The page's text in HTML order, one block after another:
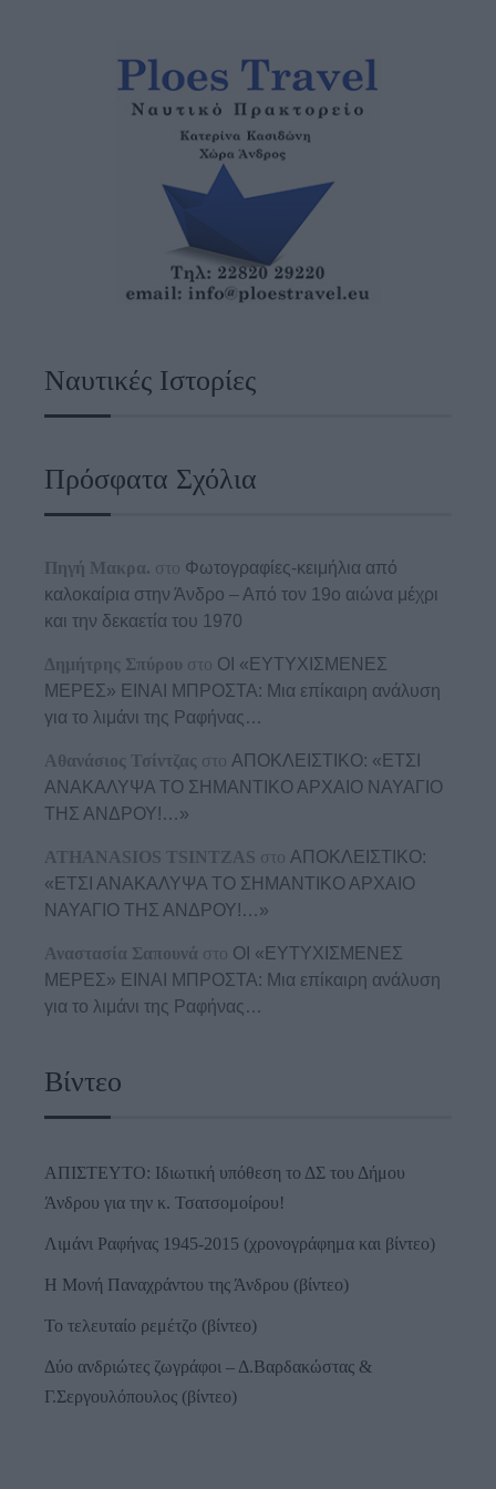
Ναυτικές Ιστορίες
Πρόσφατα Σχόλια
Πηγή Μακρα. στο Φωτογραφίες-κειμήλια από
καλοκαίρια στην Άνδρο – Από τον 19ο αιώνα μέχρι
και την δεκαετία του 1970
Δημήτρης Σπύρου στο ΟΙ «ΕΥΤΥΧΙΣΜΕΝΕΣ
ΜΕΡΕΣ» ΕΙΝΑΙ ΜΠΡΟΣΤΑ: Μια επίκαιρη ανάλυση
για το λιμάνι της Ραφήνας…
Αθανάσιος Τσίντζας στο ΑΠΟΚΛΕΙΣΤΙΚΟ: «ΕΤΣΙ
ΑΝΑΚΑΛΥΨΑ ΤΟ ΣΗΜΑΝΤΙΚΟ ΑΡΧΑΙΟ ΝΑΥΑΓΙΟ
ΤΗΣ ΑΝΔΡΟΥ!…»
ATHANASIOS TSINTZAS στο ΑΠΟΚΛΕΙΣΤΙΚΟ:
«ΕΤΣΙ ΑΝΑΚΑΛΥΨΑ ΤΟ ΣΗΜΑΝΤΙΚΟ ΑΡΧΑΙΟ
ΝΑΥΑΓΙΟ ΤΗΣ ΑΝΔΡΟΥ!…»
Αναστασία Σαπουνά στο ΟΙ «ΕΥΤΥΧΙΣΜΕΝΕΣ
ΜΕΡΕΣ» ΕΙΝΑΙ ΜΠΡΟΣΤΑ: Μια επίκαιρη ανάλυση
για το λιμάνι της Ραφήνας…
Βίντεο
ΑΠΙΣΤΕΥΤΟ: Ιδιωτική υπόθεση το ΔΣ του Δήμου
Άνδρου για την κ. Τσατσομοίρου!
Λιμάνι Ραφήνας 1945-2015 (χρονογράφημα και βίντεο)
Η Μονή Παναχράντου της Άνδρου (βίντεο)
Το τελευταίο ρεμέτζο (βίντεο)
Δύο ανδριώτες ζωγράφοι – Δ.Βαρδακώστας &
Γ.Σεργουλόπουλος (βίντεο)